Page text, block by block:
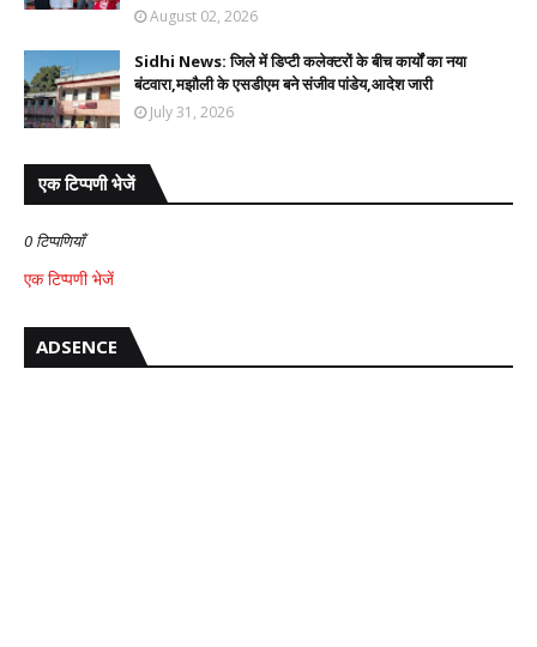
August 02, 2026
Sidhi News: जिले में डिप्टी कलेक्टरों के बीच कार्यों का नया
बंटवारा,मझौली के एसडीएम बने संजीव पांडेय,आदेश जारी
July 31, 2026
एक टिप्पणी भेजें
0 टिप्पणियाँ
एक टिप्पणी भेजें
ADSENCE